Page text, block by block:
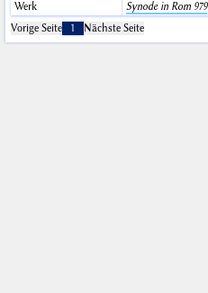
Werk
Synode in Rom 979
Vorige Seite
1 Nächste Seite